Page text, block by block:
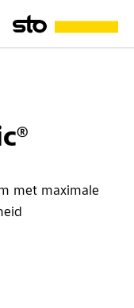
met maximale